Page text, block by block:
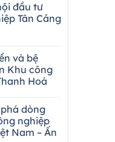
đầu tư
Tân Cảng
và bệ
Khu công
Hoá
dòng
nghiệp
Nam – Ấn